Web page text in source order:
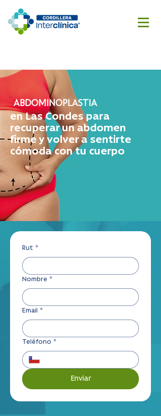
en Las Condes para
recuperar un abdomen
firme y volver a sentirte
cómoda con tu cuerpo
ABDOMINOPLASTIA
Rut *
Nombre *
Email *
Teléfono *
Enviar